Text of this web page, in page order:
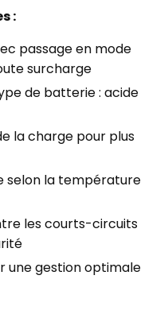
:
passage en mode
surcharge
de batterie : acide
la charge pour plus
selon la température
les courts-circuits
une gestion optimale